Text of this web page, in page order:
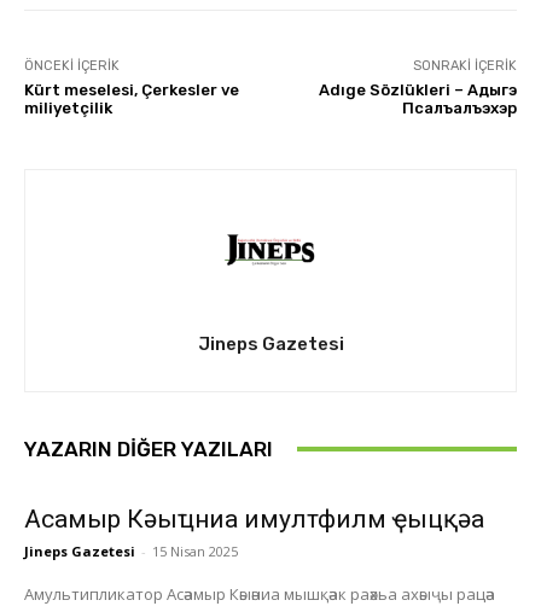
ÖNCEKI İÇERIK
Kürt meselesi, Çerkesler ve
miliyetçilik
SONRAKI İÇERIK
Adıge Sözlükleri – Адыгэ
Псалъалъэхэр
Jineps Gazetesi
YAZARIN DIĞER YAZILARI
Асҭамыр Кәыҵниа имултфилм ҿыцқәа
Jineps Gazetesi - 15 Nisan 2025
Амультипликатор Асәамыр Кәыәниа мышқәак раәхьа ахәыҷы рацәа